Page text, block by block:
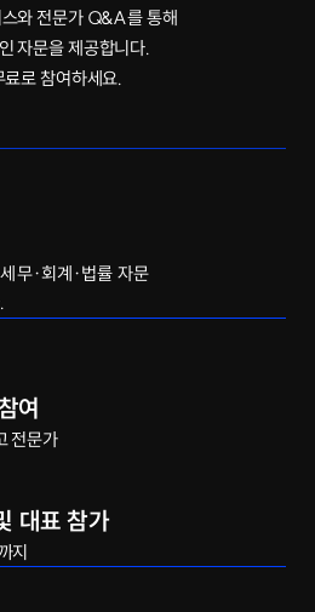
와 전문가 Q&A를 통해
자문을 제공합니다.
로 참여하세요.
무·회계·법률 자문
여
전문가
대표 참가
지